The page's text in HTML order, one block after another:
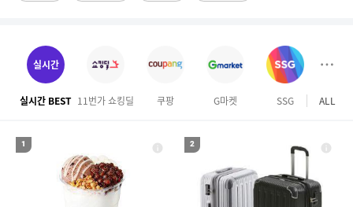
12 여자라인 댄스복
14 다이소C타입 to HDMI 미러링 케이블 대나무돗자리
16 포켓몬 카드 17 뱀부3겹대나무화장지 가디건
성인용세발자전거중고
ALL
실시간
실시간 BEST 11번가 쇼킹딜 쿠팡 G마켓 SSG 오늘
1 2